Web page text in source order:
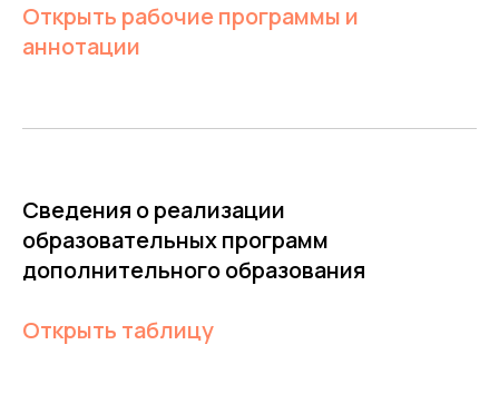
Открыть рабочие программы и
аннотации
Сведения о реализации
образовательных программ
дополнительного образования
Открыть таблицу